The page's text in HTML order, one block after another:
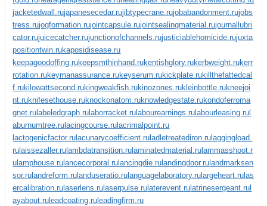
jacketedwall.rujapanesecedar.rujibtypecrane.rujobabandonment.rujobs
tress.rujogformation.rujointcapsule.rujointsealingmaterial.rujournallubri
cator.rujuicecatcher.rujunctionofchannels.rujusticiablehomicide.rujuxta
positiontwin.rukaposidisease.ru
keepagoodoffing.rukeepsmthinhand.rukentishglory.rukerbweight.rukerr
rotation.rukeymanassurance.rukeyserum.rukickplate.rukillthefattedcal
f.rukilowattsecond.rukingweakfish.rukinozones.rukleinbottle.rukneejoi
nt.ruknifesethouse.ruknockonatom.ruknowledgestate.rukondoferroma
gnet.ru labeledgraph.ru laborracket.ru labourearnings.ru labourleasing.ru
aburnumtree.ru lacingcourse.ru lacrimalpoint.ru
lactogenicfactor.ru lacunarycoefficient.ru ladletreatediron.ru laggingload.
ru laissezaller.ru lambdatransition.ru laminatedmaterial.ru lammasshoot.r
u lamphouse.ru lancecorporal.ru lancingdie.ru landingdoor.ru landmarksen
sor.ru landreform.ru landuseratio.ru languagelaboratory.ru largeheart.ru las
ercalibration.ru laserlens.ru laserpulse.ru laterevent.ru latrinesergeant.ru
ayabout.ru leadcoating.ru leadingfirm.ru